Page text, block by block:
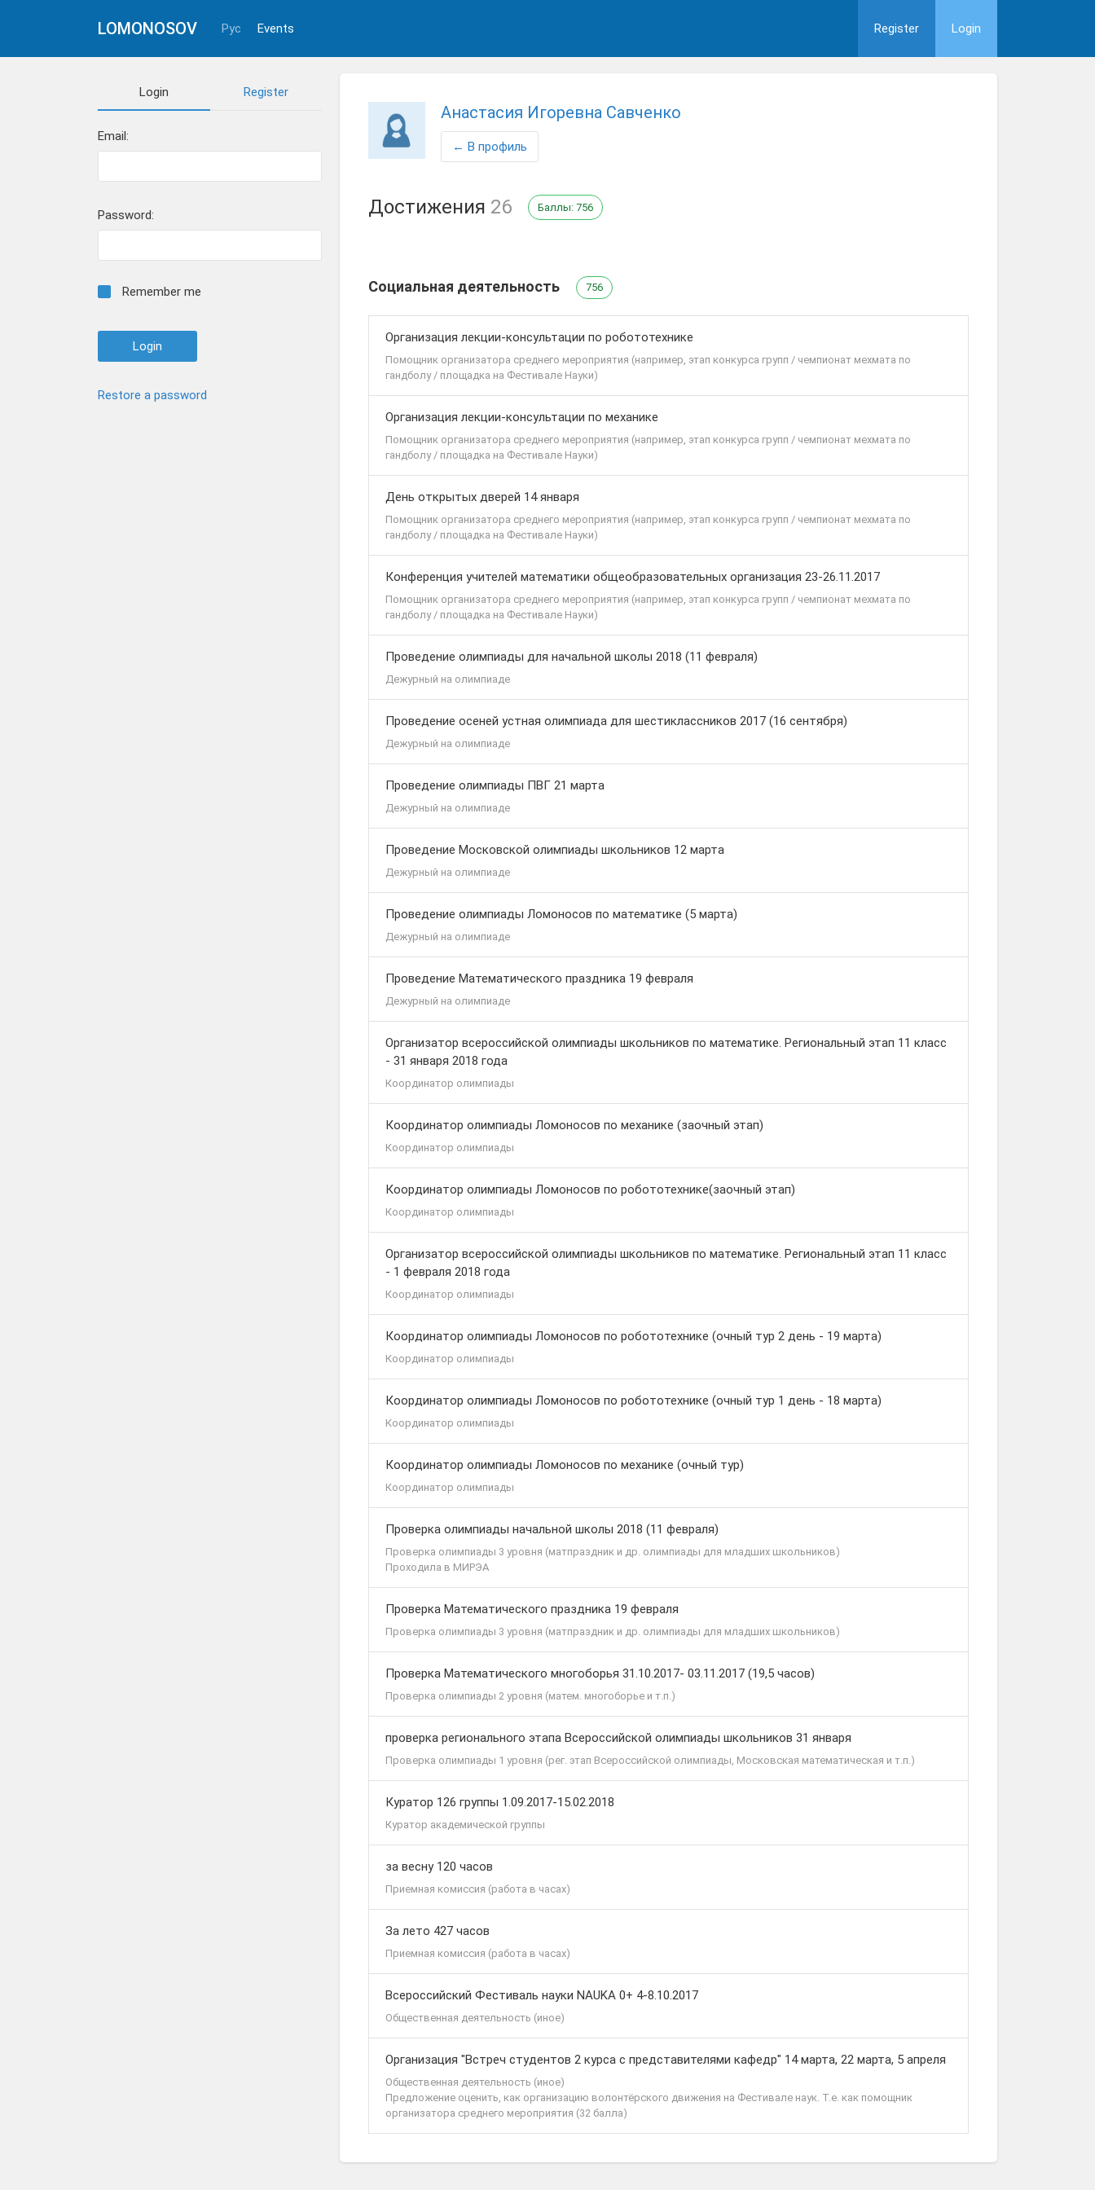
LOMONOSOV Рус Events Register Login
Login Register
Email:
Password:
Remember me
Restore a password
Анастасия Игоревна Савченко
← В профиль
Достижения 26 Баллы: 756
Социальная деятельность 756
Организация лекции-консультации по робототехнике
Помощник организатора среднего мероприятия (например, этап конкурса групп / чемпионат мехмата по
гандболу / площадка на Фестивале Науки)
Организация лекции-консультации по механике
Помощник организатора среднего мероприятия (например, этап конкурса групп / чемпионат мехмата по
гандболу / площадка на Фестивале Науки)
День открытых дверей 14 января
Помощник организатора среднего мероприятия (например, этап конкурса групп / чемпионат мехмата по
гандболу / площадка на Фестивале Науки)
Конференция учителей математики общеобразовательных организация 23-26.11.2017
Помощник организатора среднего мероприятия (например, этап конкурса групп / чемпионат мехмата по
гандболу / площадка на Фестивале Науки)
Проведение олимпиады для начальной школы 2018 (11 февраля)
Дежурный на олимпиаде
Проведение осеней устная олимпиада для шестиклассников 2017 (16 сентября)
Дежурный на олимпиаде
Проведение олимпиады ПВГ 21 марта
Дежурный на олимпиаде
Проведение Московской олимпиады школьников 12 марта
Дежурный на олимпиаде
Проведение олимпиады Ломоносов по математике (5 марта)
Дежурный на олимпиаде
Проведение Математического праздника 19 февраля
Дежурный на олимпиаде
Организатор всероссийской олимпиады школьников по математике. Региональный этап 11 класс
- 31 января 2018 года
Координатор олимпиады
Координатор олимпиады Ломоносов по механике (заочный этап)
Координатор олимпиады
Координатор олимпиады Ломоносов по робототехнике(заочный этап)
Координатор олимпиады
Организатор всероссийской олимпиады школьников по математике. Региональный этап 11 класс
- 1 февраля 2018 года
Координатор олимпиады
Координатор олимпиады Ломоносов по робототехнике (очный тур 2 день - 19 марта)
Координатор олимпиады
Координатор олимпиады Ломоносов по робототехнике (очный тур 1 день - 18 марта)
Координатор олимпиады
Координатор олимпиады Ломоносов по механике (очный тур)
Координатор олимпиады
Проверка олимпиады начальной школы 2018 (11 февраля)
Проверка олимпиады 3 уровня (матпраздник и др. олимпиады для младших школьников)
Проходила в МИРЭА
Проверка Математического праздника 19 февраля
Проверка олимпиады 3 уровня (матпраздник и др. олимпиады для младших школьников)
Проверка Математического многоборья 31.10.2017- 03.11.2017 (19,5 часов)
Проверка олимпиады 2 уровня (матем. многоборье и т.п.)
проверка регионального этапа Всероссийской олимпиады школьников 31 января
Проверка олимпиады 1 уровня (рег. этап Всероссийской олимпиады, Московская математическая и т.п.)
Куратор 126 группы 1.09.2017-15.02.2018
Куратор академической группы
за весну 120 часов
Приемная комиссия (работа в часах)
За лето 427 часов
Приемная комиссия (работа в часах)
Всероссийский Фестиваль науки NAUKA 0+ 4-8.10.2017
Общественная деятельность (иное)
Организация "Встреч студентов 2 курса с представителями кафедр" 14 марта, 22 марта, 5 апреля
Общественная деятельность (иное)
Предложение оценить, как организацию волонтёрского движения на Фестивале наук. Т.е. как помощник
организатора среднего мероприятия (32 балла)